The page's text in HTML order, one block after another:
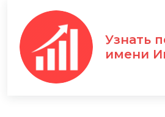
Узнать
имени